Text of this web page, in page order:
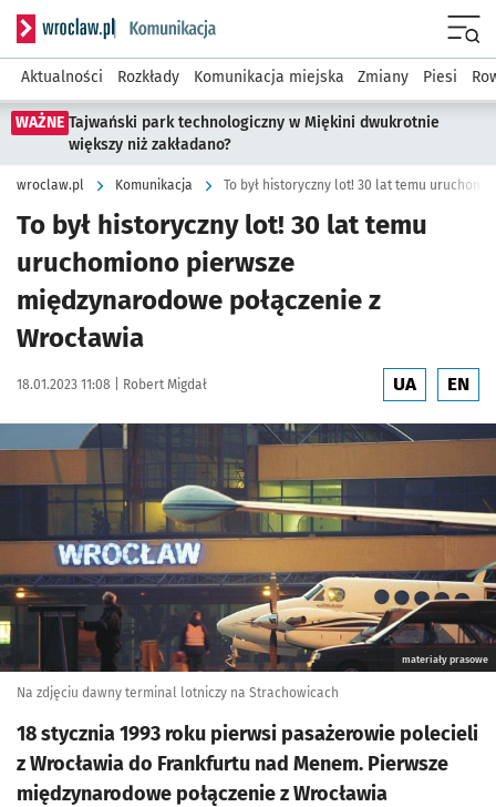
Serwis informacyjny wroclaw.pl podserwis: Komunikacja
Aktualności Rozkłady Komunikacja miejska Zmiany Piesi
WAŻNE Tajwański park technologiczny w Miękini dwukrotnie
większy niż zakładano?
wroclaw.pl Komunikacja
To był historyczny lot! 30 lat temu
uruchomiono pierwsze
międzynarodowe połączenie z
Wrocławia
Data publikacji:
18.01.2023 11:08 | Autor:
Robert Migdał UA EN
Kliknij, aby powiększyć
materiały prasowe
Na zdjęciu dawny terminal lotniczy na Strachowicach
18 stycznia 1993 roku pierwsi pasażerowie polecieli
z Wrocławia do Frankfurtu nad Menem. Pierwsze
międzynarodowe połączenie z Wrocławia